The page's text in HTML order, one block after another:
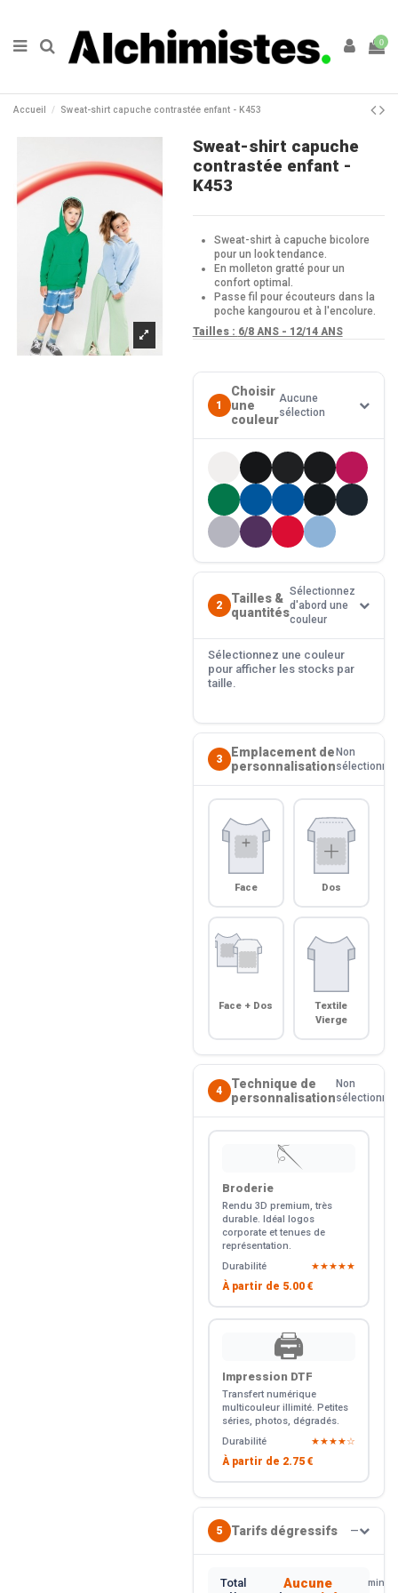
0
Accueil Sweat-shirt capuche contrastée enfant - K453
Sweat-shirt capuche
contrastée enfant -
K453
Sweat-shirt à capuche bicolore
pour un look tendance.
En molleton gratté pour un
confort optimal.
Passe fil pour écouteurs dans la
poche kangourou et à l'encolure.
Tailles : 6/8 ANS - 12/14 ANS
1
Choisir
une
couleur
Aucune
sélection
2
Tailles &
quantités
Sélectionnez
d'abord une
couleur
Sélectionnez une couleur
pour afficher les stocks par
taille.
3
Emplacement de
personnalisation
Non
sélectionné
Face Dos
Face + Dos
Textile
Vierge
4
Technique de
personnalisation
Non
sélectionné
🪡
Broderie
Rendu 3D premium, très
durable. Idéal logos
corporate et tenues de
représentation.
Durabilité
★★★★★
À partir de 5.00 €
🖨️
Impression DTF
Transfert numérique
multicouleur illimité. Petites
séries, photos, dégradés.
Durabilité
★★★★☆
À partir de 2.75 €
5 Tarifs dégressifs —
Total
Aucune
min.